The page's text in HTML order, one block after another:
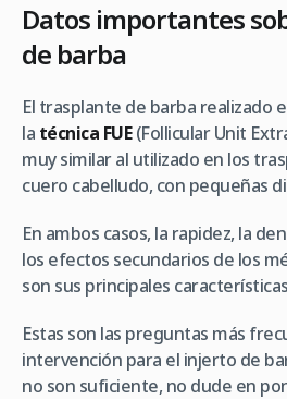
Datos importantes
de barba
El trasplante de barba realizado
la técnica FUE(Follicular Unit
muy similar al utilizado en los
cuero cabelludo, con pequeñas
En ambos casos, la rapidez, la
los efectos secundarios de los
son sus principales
Estas son las preguntas más
intervención para el injerto de
no son suficiente, no dude en